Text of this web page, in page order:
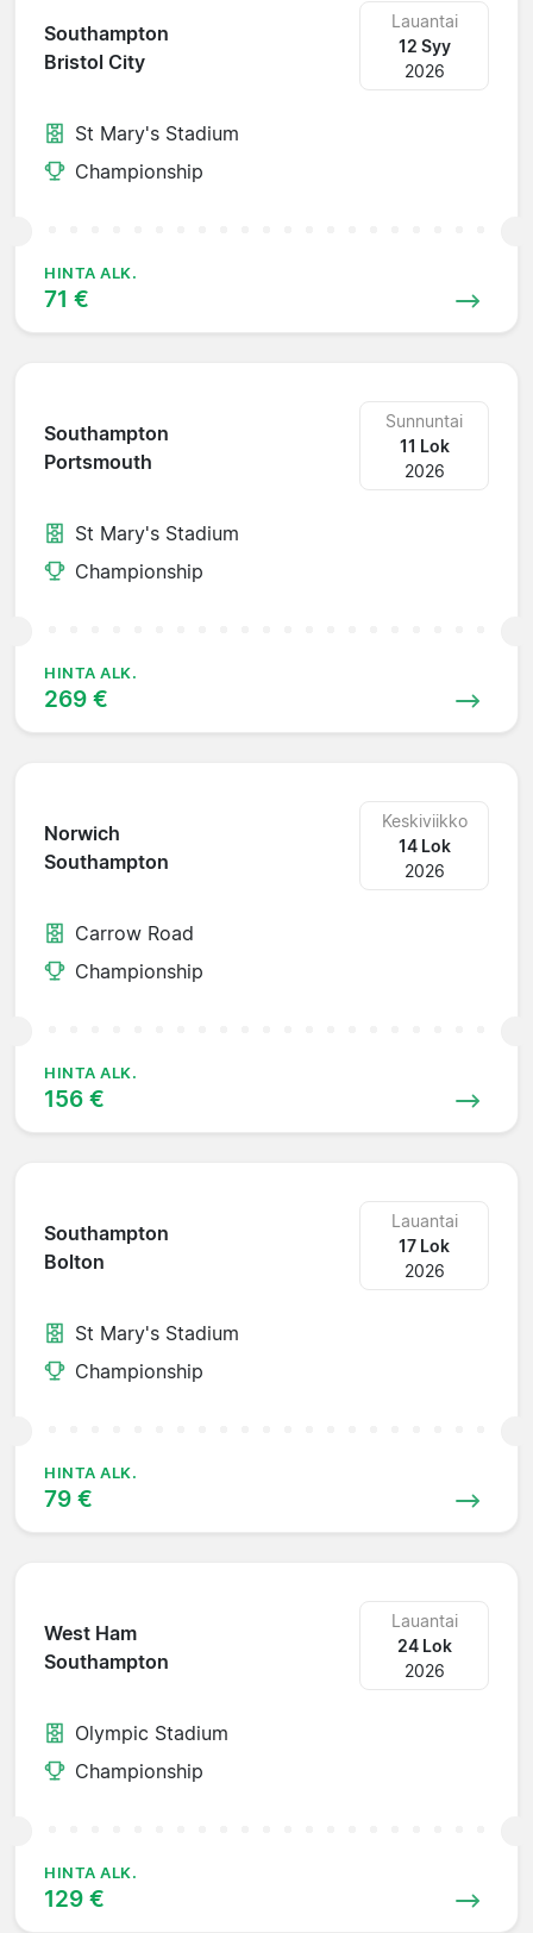
Southampton
Bristol City
Lauantai
12 Syy
2026
St Mary's Stadium
Championship
HINTA ALK.
71 €
Southampton
Portsmouth
Sunnuntai
11 Lok
2026
St Mary's Stadium
Championship
HINTA ALK.
269 €
Norwich
Southampton
Keskiviikko
14 Lok
2026
Carrow Road
Championship
HINTA ALK.
156 €
Southampton
Bolton
Lauantai
17 Lok
2026
St Mary's Stadium
Championship
HINTA ALK.
79 €
West Ham
Southampton
Lauantai
24 Lok
2026
Olympic Stadium
Championship
HINTA ALK.
129 €